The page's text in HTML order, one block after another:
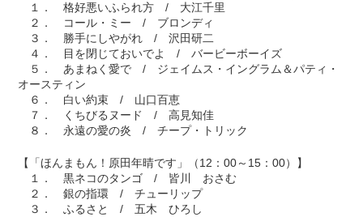
１． 格好悪いふられ方 / 大江千里
２． コール・ミー / ブロンディ
３． 勝手にしやがれ / 沢田研二
４． 目を閉じておいでよ / バービーボーイズ
５． あまねく愛で / ジェイムス・イングラム＆パティ・
オースティン
６． 白い約束 / 山口百恵
７． くちびるヌード / 高見知佳
８． 永遠の愛の炎 / チープ・トリック
【「ほんまもん！原田年晴です」（12：00～15：00）】
１． 黒ネコのタンゴ / 皆川 おさむ
２． 銀の指環 / チューリップ
３． ふるさと / 五木 ひろし